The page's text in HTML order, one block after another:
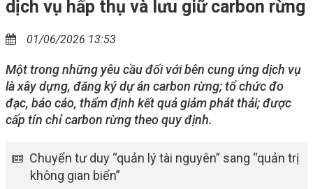
dịch vụ hấp thụ và lưu giữ carbon rừng
01/06/2026 13:53
Một trong những yêu cầu đối với bên cung ứng dịch vụ
là xây dựng, đăng ký dự án carbon rừng; tổ chức đo
đạc, báo cáo, thẩm định kết quả giảm phát thải; được
cấp tín chỉ carbon rừng theo quy định.
Chuyển tư duy “quản lý tài nguyên” sang “quản trị
không gian biển”